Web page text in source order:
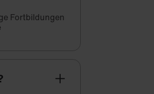
Fortbildungen